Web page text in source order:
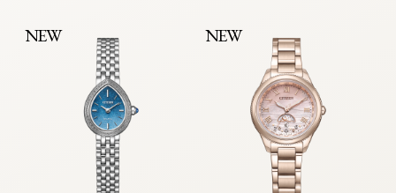
NEW NEW